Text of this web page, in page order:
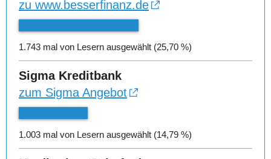
zu www.besserfinanz.de
1.743 mal von Lesern ausgewählt (25,70 %)
Sigma Kreditbank
zum Sigma Angebot
1.003 mal von Lesern ausgewählt (14,79 %)